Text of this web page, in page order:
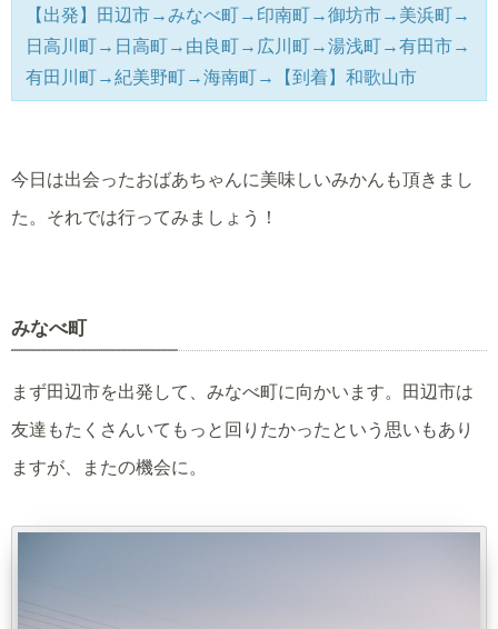
【出発】田辺市→みなべ町→印南町→御坊市→美浜町→
日高川町→日高町→由良町→広川町→湯浅町→有田市→
有田川町→紀美野町→海南町→【到着】和歌山市
今日は出会ったおばあちゃんに美味しいみかんも頂きまし
た。それでは行ってみましょう！
みなべ町
まず田辺市を出発して、みなべ町に向かいます。田辺市は
友達もたくさんいてもっと回りたかったという思いもあり
ますが、またの機会に。